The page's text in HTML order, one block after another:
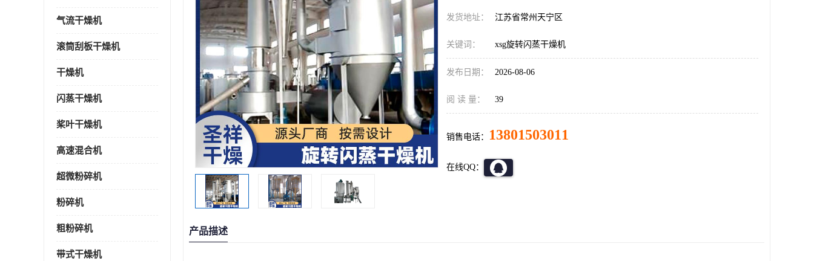
气流干燥机
滚筒刮板干燥机
干燥机
闪蒸干燥机
桨叶干燥机
高速混合机
超微粉碎机
粉碎机
粗粉碎机
带式干燥机
发货地址： 江苏省常州天宁区
关键词： xsg旋转闪蒸干燥机
发布日期： 2026-08-06
阅 读 量： 39
销售电话： 13801503011
在线QQ：
产品描述